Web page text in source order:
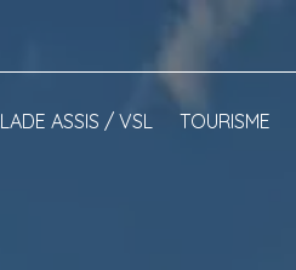
ASSIS / VSL TOURISME